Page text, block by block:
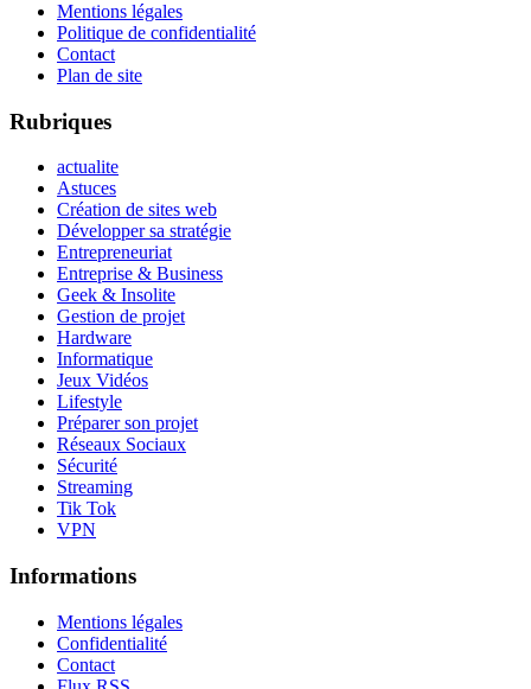
Mentions légales
Politique de confidentialité
Contact
Plan de site
Rubriques
actualite
Astuces
Création de sites web
Développer sa stratégie
Entrepreneuriat
Entreprise & Business
Geek & Insolite
Gestion de projet
Hardware
Informatique
Jeux Vidéos
Lifestyle
Préparer son projet
Réseaux Sociaux
Sécurité
Streaming
Tik Tok
VPN
Informations
Mentions légales
Confidentialité
Contact